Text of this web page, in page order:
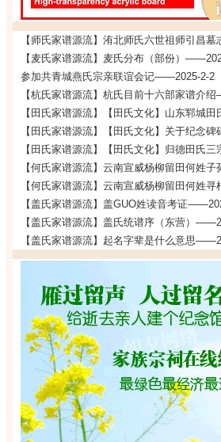
参加共青城燕氏宗亲联谊会记——2025-2-2